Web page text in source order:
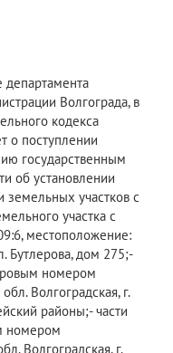
департамента
Волгограда, в
кодекса
о поступлении
государственным
об установлении
земельных участков с
участка с
местоположение:
Бутлерова, дом 275;-
номером
Волгоградская, г.
районы;- части
номером
Волгоградская, г.